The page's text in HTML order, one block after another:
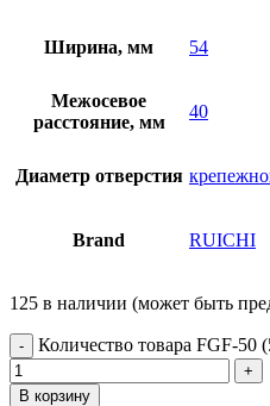
Ширина, мм 54
Межосевое
расстояние, мм
40
Диаметр отверстия
Brand RUICHI
125 в наличии (может быть
Количество товара FGF-50
В корзину